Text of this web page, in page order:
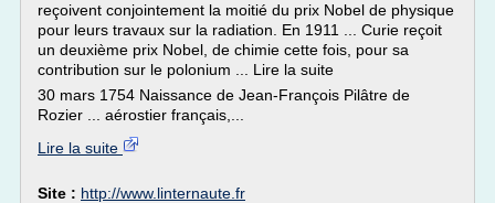
reçoivent conjointement la moitié du prix Nobel de physique
pour leurs travaux sur la radiation. En 1911 ... Curie reçoit
un deuxième prix Nobel, de chimie cette fois, pour sa
contribution sur le polonium ... Lire la suite
30 mars 1754 Naissance de Jean-François Pilâtre de
Rozier ... aérostier français,...
Lire la suite
Site : http://www.linternaute.fr